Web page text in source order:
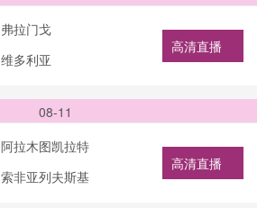
弗拉门戈
维多利亚
高清直播
08-11
阿拉木图凯拉特
索非亚列夫斯基
高清直播